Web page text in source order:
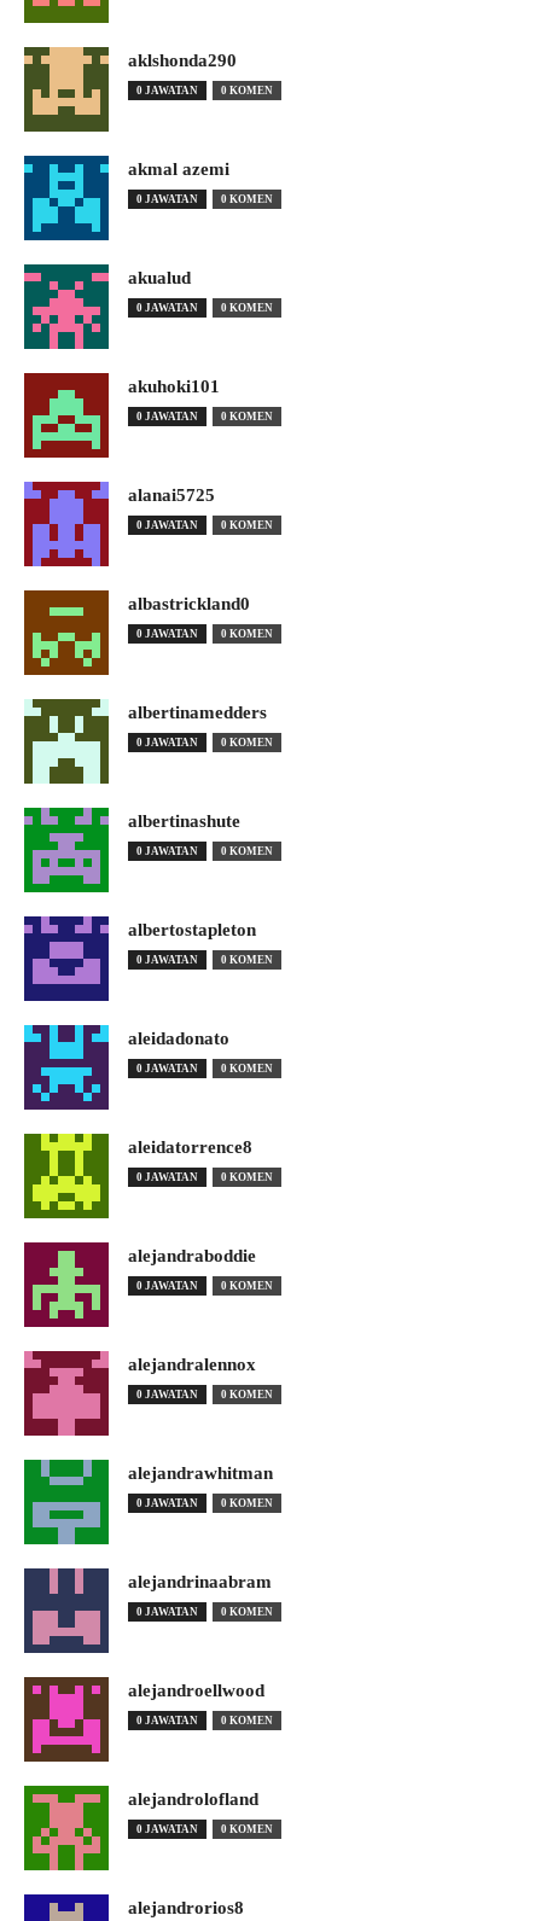
aklshonda290
0 JAWATAN 0 KOMEN
akmal azemi
0 JAWATAN 0 KOMEN
akualud
0 JAWATAN 0 KOMEN
akuhoki101
0 JAWATAN 0 KOMEN
alanai5725
0 JAWATAN 0 KOMEN
albastrickland0
0 JAWATAN 0 KOMEN
albertinamedders
0 JAWATAN 0 KOMEN
albertinashute
0 JAWATAN 0 KOMEN
albertostapleton
0 JAWATAN 0 KOMEN
aleidadonato
0 JAWATAN 0 KOMEN
aleidatorrence8
0 JAWATAN 0 KOMEN
alejandraboddie
0 JAWATAN 0 KOMEN
alejandralennox
0 JAWATAN 0 KOMEN
alejandrawhitman
0 JAWATAN 0 KOMEN
alejandrinaabram
0 JAWATAN 0 KOMEN
alejandroellwood
0 JAWATAN 0 KOMEN
alejandrolofland
0 JAWATAN 0 KOMEN
alejandrorios8